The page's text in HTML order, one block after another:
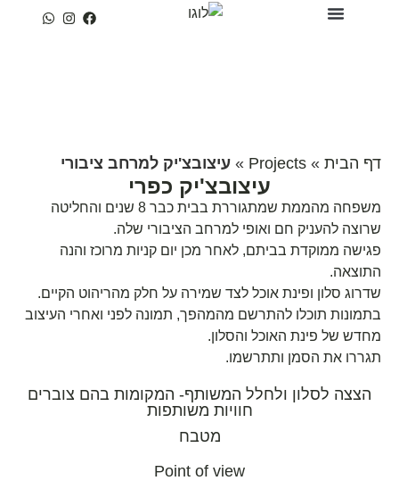
דף הבית »
Projects
» עיצובצ'יק למרחב ציבורי
עיצובצ'יק כפרי
משפחה מהממת שמתגוררת בבית כבר 8 שנים והחליטה
שרוצה להעניק חם ואופי למרחב הציבורי שלה.
פגישה ממוקדת בביתם, לאחר מכן יום קניות מרוכז והנה
התוצאה.
שדרוג סלון ופינת אוכל לצד שמירה על חלק מהריהוט הקיים.
בתמונות תוכלו להתרשם מהמהפך, תמונה לפני ואחרי העיצוב
מחדש של פינת האוכל והסלון.
תגררו את הסמן ותתרשמו.
הצצה לסלון ולחלל המשותף- המקומות בהם צוברים
חוויות משותפות
מטבח
Point of view